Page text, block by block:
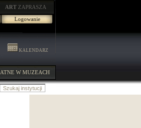
ART ZAPRASZA
Logowanie
KALENDARZ
W MUZEACH